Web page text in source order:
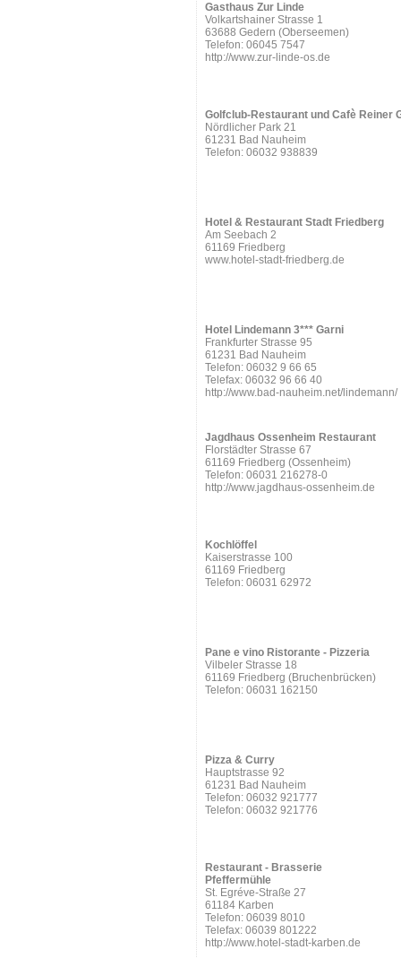
Gasthaus Zur Linde
Volkartshainer Strasse 1
63688 Gedern (Oberseemen)
Telefon: 06045 7547
http://www.zur-linde-os.de
Golfclub-Restaurant und Cafè Reiner
Nördlicher Park 21
61231 Bad Nauheim
Telefon: 06032 938839
Hotel & Restaurant Stadt Friedberg
Am Seebach 2
61169 Friedberg
www.hotel-stadt-friedberg.de
Hotel Lindemann 3*** Garni
Frankfurter Strasse 95
61231 Bad Nauheim
Telefon: 06032 9 66 65
Telefax: 06032 96 66 40
http://www.bad-nauheim.net/lindemann/
Jagdhaus Ossenheim Restaurant
Florstädter Strasse 67
61169 Friedberg (Ossenheim)
Telefon: 06031 216278-0
http://www.jagdhaus-ossenheim.de
Kochlöffel
Kaiserstrasse 100
61169 Friedberg
Telefon: 06031 62972
Pane e vino Ristorante - Pizzeria
Vilbeler Strasse 18
61169 Friedberg (Bruchenbrücken)
Telefon: 06031 162150
Pizza & Curry
Hauptstrasse 92
61231 Bad Nauheim
Telefon: 06032 921777
Telefon: 06032 921776
Restaurant - Brasserie
Pfeffermühle
St. Egréve-Straße 27
61184 Karben
Telefon: 06039 8010
Telefax: 06039 801222
http://www.hotel-stadt-karben.de